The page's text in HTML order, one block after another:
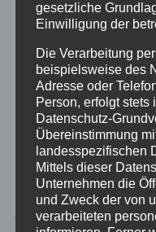
(PM KV MYK)
„Tue
Unfall
auf
A3
gesetzliche
Einwilligung der
Die Verarbeitung
beispielsweise des
Adresse oder
Person, erfolgt stets
Datenschutz-
Übereinstimmung
landesspezifischen
Mittels dieser
Unternehmen die
und Zweck der von
verarbeiteten